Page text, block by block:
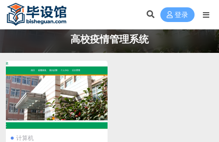
登录
高校疫情管理系统
计算机